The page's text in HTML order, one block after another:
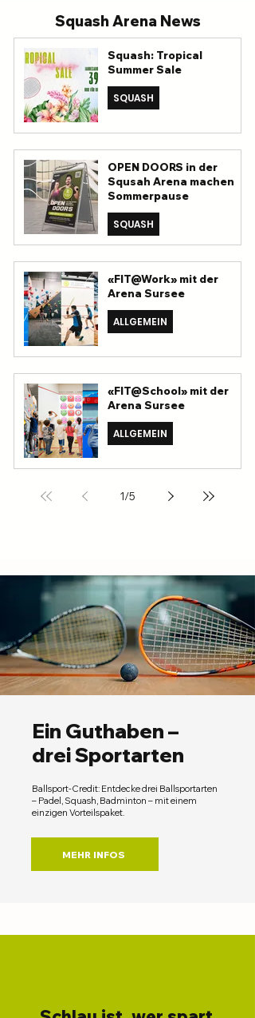
Squash Arena News
Squash: Tropical
Summer Sale
SQUASH
OPEN DOORS in der
Squsah Arena machen
Sommerpause
SQUASH
«FIT@Work» mit der
Arena Sursee
ALLGEMEIN
«FIT@School» mit der
Arena Sursee
ALLGEMEIN
1/5
Ein Guthaben –
drei Sportarten
Ballsport-Credit: Entdecke drei Ballsportarten
– Padel, Squash, Badminton – mit einem
einzigen Vorteilspaket.
MEHR INFOS